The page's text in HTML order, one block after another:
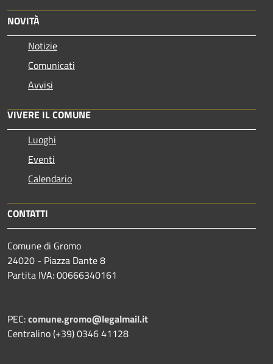
NOVITÀ
Notizie
Comunicati
Avvisi
VIVERE IL COMUNE
Luoghi
Eventi
Calendario
CONTATTI
Comune di Gromo
24020 - Piazza Dante 8
Partita IVA: 00666340161
PEC:comune.gromo@legalmail.it
Centralino (+39) 0346 41128